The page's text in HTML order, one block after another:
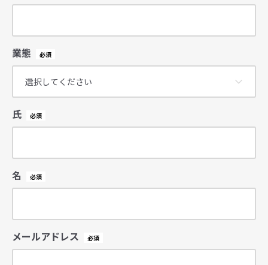
業態
氏
名
メールアドレス